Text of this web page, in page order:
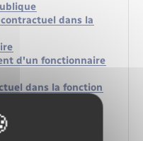
dans la
d'un fonctionnaire
dans la fonction
publique sans